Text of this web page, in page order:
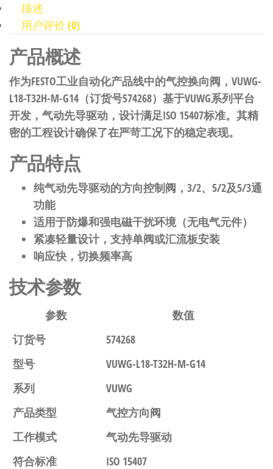
描述
用户评价 (0)
产品概述
作为FESTO工业自动化产品线中的气控换向阀，VUWG-
L18-T32H-M-G14（订货号574268）基于VUWG系列平台
开发，气动先导驱动，设计满足ISO 15407标准。其精
密的工程设计确保了在严苛工况下的稳定表现。
产品特点
纯气动先导驱动的方向控制阀，3/2、5/2及5/3通
功能
适用于防爆和强电磁干扰环境（无电气元件）
紧凑轻量设计，支持单阀或汇流板安装
响应快，切换频率高
技术参数
参数
数值
订货号
574268
型号
VUWG-L18-T32H-M-G14
系列
VUWG
产品类型
气控方向阀
工作模式
气动先导驱动
符合标准
ISO 15407